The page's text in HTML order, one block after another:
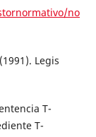
no
Legis
T-
T-